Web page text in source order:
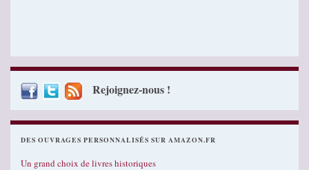
Rejoignez-nous !
DES OUVRAGES PERSONNALISÉS SUR AMAZON.FR
Un grand choix de livres historiques